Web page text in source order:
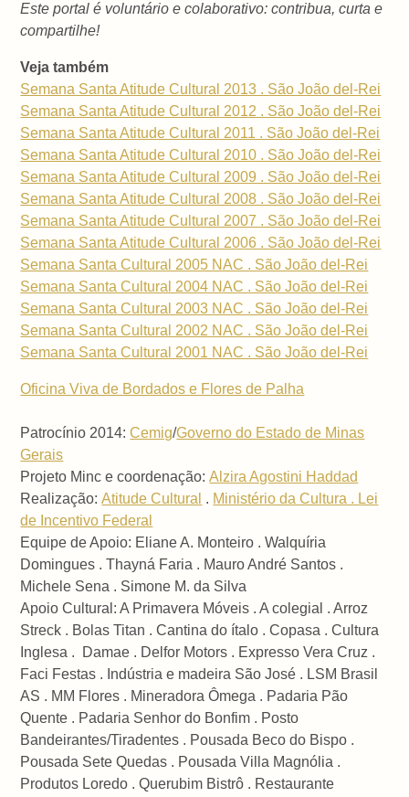
Este portal é voluntário e colaborativo: contribua, curta e
compartilhe!
Veja também
Semana Santa Atitude Cultural 2013 . São João del-Rei
Semana Santa Atitude Cultural 2012 . São João del-Rei
Semana Santa Atitude Cultural 2011 . São João del-Rei
Semana Santa Atitude Cultural 2010 . São João del-Rei
Semana Santa Atitude Cultural 2009 . São João del-Rei
Semana Santa Atitude Cultural 2008 . São João del-Rei
Semana Santa Atitude Cultural 2007 . São João del-Rei
Semana Santa Atitude Cultural 2006 . São João del-Rei
Semana Santa Cultural 2005 NAC . São João del-Rei
Semana Santa Cultural 2004 NAC . São João del-Rei
Semana Santa Cultural 2003 NAC . São João del-Rei
Semana Santa Cultural 2002 NAC . São João del-Rei
Semana Santa Cultural 2001 NAC . São João del-Rei
Oficina Viva de Bordados e Flores de Palha
Patrocínio 2014:Cemig/Governo do Estado de Minas
Gerais
Projeto Minc e coordenação:Alzira Agostini Haddad
Realização:Atitude Cultural . Ministério da Cultura . Lei
de Incentivo Federal
Equipe de Apoio: Eliane A. Monteiro . Walquíria
Domingues . Thayná Faria . Mauro André Santos .
Michele Sena . Simone M. da Silva
Apoio Cultural: A Primavera Móveis . A colegial . Arroz
Streck . Bolas Titan . Cantina do ítalo . Copasa . Cultura
Inglesa . Damae . Delfor Motors . Expresso Vera Cruz .
Faci Festas . Indústria e madeira São José . LSM Brasil
AS . MM Flores . Mineradora Ômega . Padaria Pão
Quente . Padaria Senhor do Bonfim . Posto
Bandeirantes/Tiradentes . Pousada Beco do Bispo .
Pousada Sete Quedas . Pousada Villa Magnólia .
Produtos Loredo . Querubim Bistrô . Restaurante